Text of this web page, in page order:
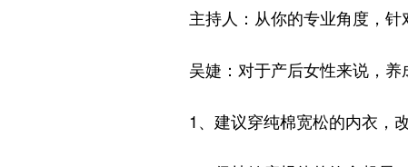
主持人：从你的专业角度，
吴婕： 对于产后女性来说，养
1、建议穿纯棉宽松的内衣，改